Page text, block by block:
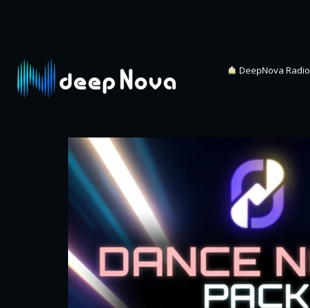
DeepNova Radio